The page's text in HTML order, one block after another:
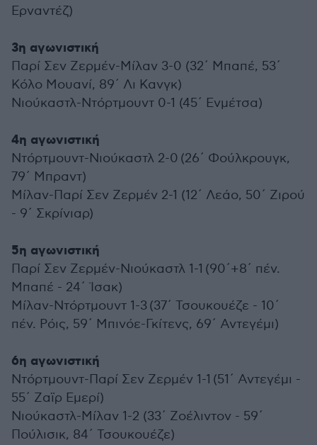
Ερναντέζ)
3η αγωνιστική
Παρί Σεν Ζερμέν-Μίλαν 3-0 (32΄ Μπαπέ, 53΄
Κόλο Μουανί, 89΄ Λι Κανγκ)
Νιούκαστλ-Ντόρτμουντ 0-1 (45΄ Ενμέτσα)
4η αγωνιστική
Ντόρτμουντ-Νιούκαστλ 2-0 (26΄ Φούλκρουγκ,
79΄ Μπραντ)
Μίλαν-Παρί Σεν Ζερμέν 2-1 (12΄ Λεάο, 50΄ Ζιρού
- 9΄ Σκρίνιαρ)
5η αγωνιστική
Παρί Σεν Ζερμέν-Νιούκαστλ 1-1 (90΄+8΄ πέν.
Μπαπέ - 24΄ Ίσακ)
Μίλαν-Ντόρτμουντ 1-3 (37΄ Τσουκουέζε - 10΄
πέν. Ρόις, 59΄ Μπινόε-Γκίτενς, 69΄ Αντεγέμι)
6η αγωνιστική
Ντόρτμουντ-Παρί Σεν Ζερμέν 1-1 (51΄ Αντεγέμι -
55΄ Ζαϊρ Εμερί)
Νιούκαστλ-Μίλαν 1-2 (33΄ Ζοέλιντον - 59΄
Πούλισικ, 84΄ Τσουκουέζε)